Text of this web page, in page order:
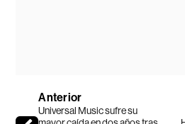
Anterior
Universal Music sufre su